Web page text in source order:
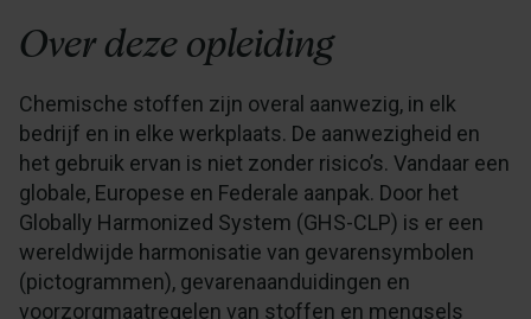
Over deze opleiding
Chemische stoffen zijn overal aanwezig, in elk
bedrijf en in elke werkplaats. De aanwezigheid en
het gebruik ervan is niet zonder risico’s. Vandaar een
globale, Europese en Federale aanpak. Door het
Globally Harmonized System (GHS-CLP) is er een
wereldwijde harmonisatie van gevarensymbolen
(pictogrammen), gevarenaanduidingen en
voorzorgmaatregelen van stoffen en mengsels